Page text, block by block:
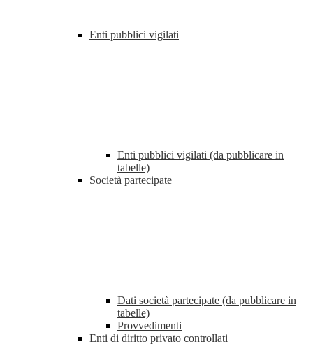
Enti pubblici vigilati
Enti pubblici vigilati (da pubblicare in
tabelle)
Società partecipate
Dati società partecipate (da pubblicare in
tabelle)
Provvedimenti
Enti di diritto privato controllati